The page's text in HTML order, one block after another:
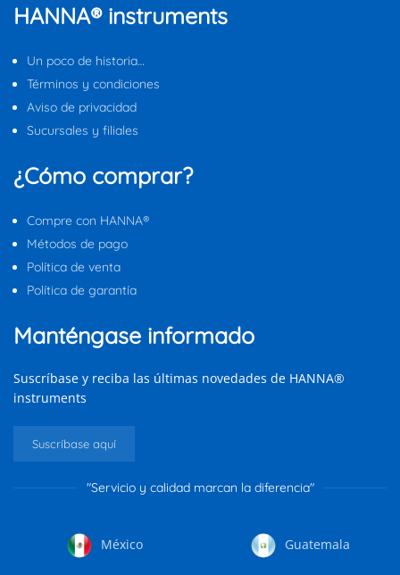
HANNA® instruments
Un poco de historia…
Términos y condiciones
Aviso de privacidad
Sucursales y filiales
¿Cómo comprar?
Compre con HANNA®
Métodos de pago
Política de venta
Política de garantía
Manténgase informado
Suscríbase y reciba las últimas novedades de HANNA®
instruments
Suscríbase aquí
"Servicio y calidad marcan la diferencia"
México Guatemala